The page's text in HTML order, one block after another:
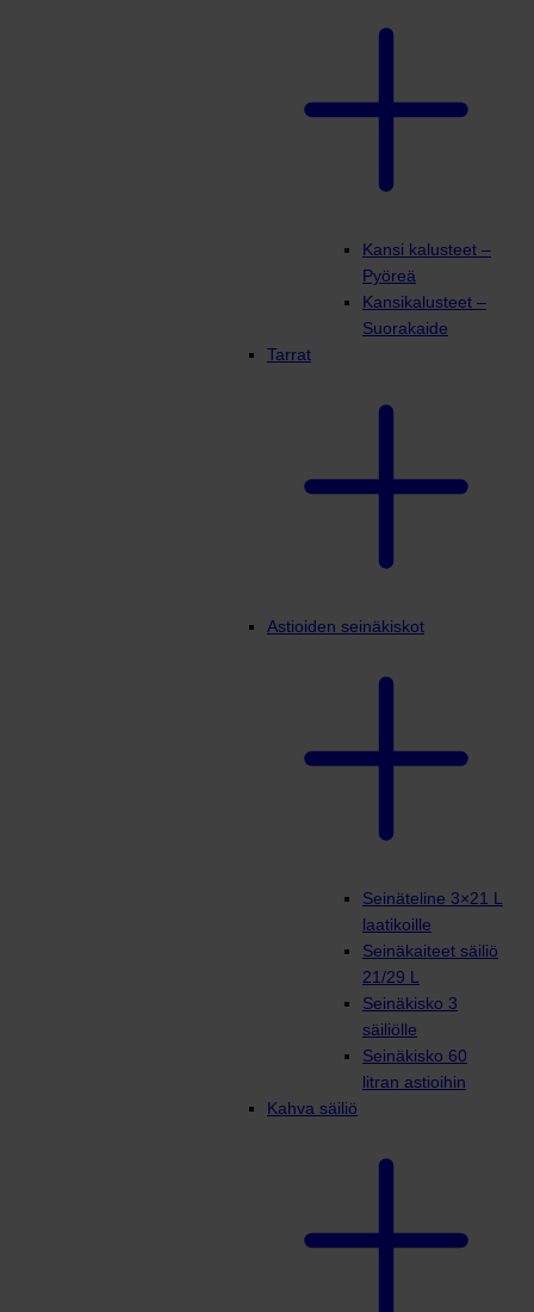
Kansi kalusteet –
Pyöreä
Kansikalusteet –
Suorakaide
Tarrat
Astioiden seinäkiskot
Seinäteline 3×21 L
laatikoille
Seinäkaiteet säiliö
21/29 L
Seinäkisko 3
säiliölle
Seinäkisko 60
litran astioihin
Kahva säiliö